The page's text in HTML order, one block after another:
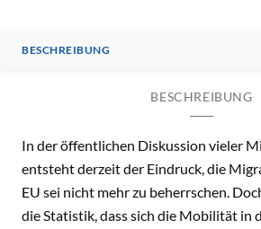
BESCHREIBUNG
BESCHREIBUNG
In der öffentlichen Diskussion vieler
entsteht derzeit der Eindruck, die
EU sei nicht mehr zu beherrschen.
die Statistik, dass sich die Mobilität in